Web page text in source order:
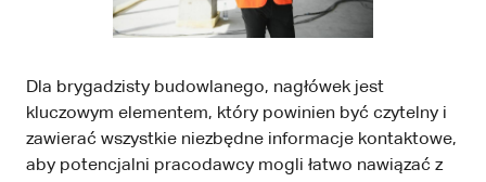
Dla brygadzisty budowlanego, nagłówek jest
kluczowym elementem, który powinien być czytelny i
zawierać wszystkie niezbędne informacje kontaktowe,
aby potencjalni pracodawcy mogli łatwo nawiązać z